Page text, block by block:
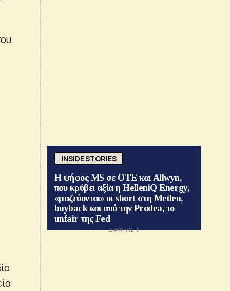
INSIDE STORIES
Η ψήφος MS σε ΟΤΕ και Allwyn,
που κρύβει αξία η HelleniQ Energy,
«μαζεύονται» οι short στη Metlen,
buyback και από την Prodea, το
unfair της Fed